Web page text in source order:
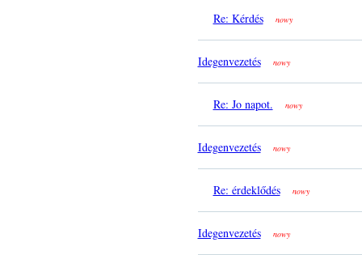
Re: Kérdés nowy
Idegenvezetés nowy
Re: Jo napot. nowy
Idegenvezetés nowy
Re: érdeklődés nowy
Idegenvezetés nowy